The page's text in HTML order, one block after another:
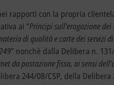
rapporti con la propria
ai “Principi sull’erogazione
di qualità e carte dei servizi
” nonchè dalla Delibera n.
da postazione fissa, ai sensi
244/08/CSP, della Delibera